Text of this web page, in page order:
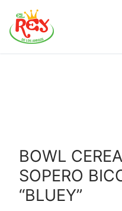
BOWL
SOPERO
“BLUEY”